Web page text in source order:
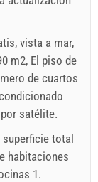
EUR (once -
/ 01.09. -
- para_unit)
vista a mar,
m2, El piso de
de cuartos
satélite.
superficie total
habitaciones
1.